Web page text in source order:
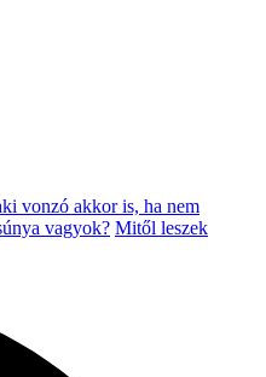
vonzó akkor is, ha nem
vagyok? Mitől leszek